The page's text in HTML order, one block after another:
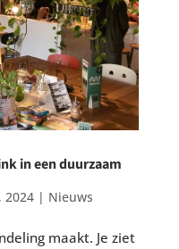
in een duurzaam
2024| Nieuws
maakt. Je ziet